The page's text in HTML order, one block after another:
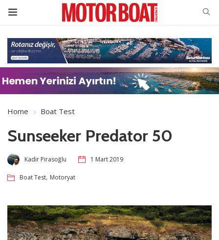
Home Boat Test
Sunseeker Predator 50
Kadir Pirasoğlu 1 Mart 2019
Boat Test, Motoryat